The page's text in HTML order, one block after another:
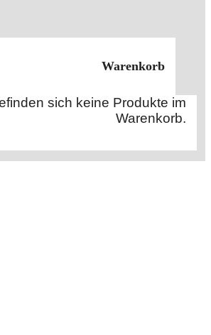
Warenkorb
sich keine Produkte im
Warenkorb.